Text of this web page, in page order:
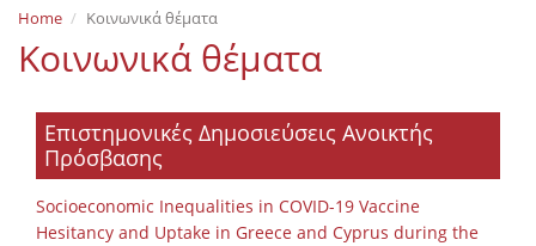
Mission & Vision
Policies
e-Infrastructure
Organisational Structure
EKT Tenders
Home Κοινωνικά θέματα
Κοινωνικά θέματα
Επιστημονικές Δημοσιεύσεις Ανοικτής
Πρόσβασης
Socioeconomic Inequalities in COVID-19 Vaccine
Hesitancy and Uptake in Greece and Cyprus during the